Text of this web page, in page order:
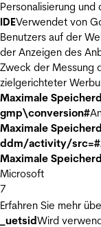
Personalisierung
IDEVerwendet von
Benutzers auf der
der Anzeigen des
Zweck der Messung
zielgerichteter
Maximale
gmp\conversion#
Maximale
ddm/activity/src=#
Maximale
Microsoft
7
Erfahren Sie mehr
_uetsidWird